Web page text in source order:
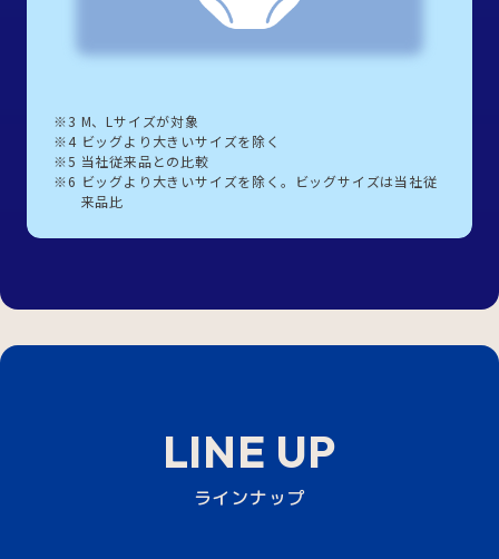
※3 M、Lサイズが対象
※4 ビッグより大きいサイズを除く
※5 当社従来品との比較
※6 ビッグより大きいサイズを除く。ビッグサイズは当社従
来品比
LINE UP
ラインナップ